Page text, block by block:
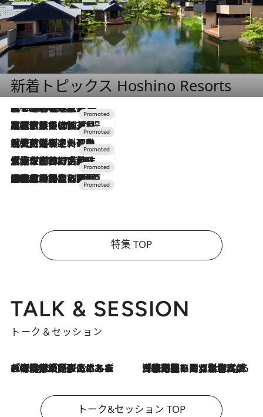
新着トピックス Hoshino Resorts
2026.8.7
【トンボの足水浴】ヒノキの香りに包まれて涼感マックス！約13℃の湧水かけ流しを避暑地「星野温泉 トンボの湯」で体験
2026.7.31
【ホテル帰省】という選択肢をOMOが提案。家族とほどよい距離を保つには「昼は実家、夜は気兼ねなくホテルで！」
2026.7.24
【夏限定ディナーコース】旬を迎える稚鮎や花ズッキーニなどをイタリア・トスカーナの郷土料理の手法で満喫！
2026.7.17
「土佐和ハーブかき氷」がOMO7高知に登場！生姜、山椒、大葉など目にも舌にも涼を呼ぶ郷土の味
2026.7.10
NEW OPEN！【界 草津】名湯の地に誕生。趣の異なる2種の温泉と上州ならではの会席・蕎麦割烹など美食を味わう究極の癒やし旅
特集 TOP
TALK & SESSION
トーク＆セッション
2026.8.3
「今後値上げがあるとすれば…」「リスクがあるのは今年の冬」エネルギー専門家が語る、ホルムズ海峡封鎖が家庭にもたらす“ある心配” 2026.8.3
「住宅建てられない…」「サーチャージ料の高値が続いている」ホルムズ海峡封鎖による影響はいつまで続く？《エネルギー専門家に聞く“どうなる日本の暮らし”》
トーク&セッション TOP